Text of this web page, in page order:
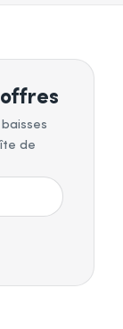
de